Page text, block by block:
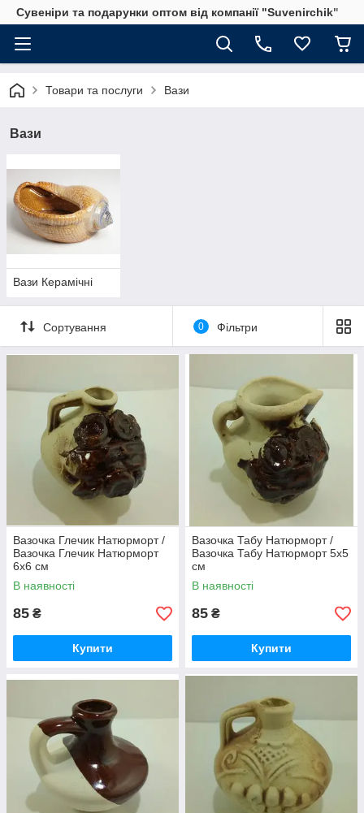
Сувеніри та подарунки оптом від компанії "Suvenirchik"
Товари та послуги Вази
Вази
Вази Керамічні
Сортування 0 Фільтри
Вазочка Глечик Натюрморт /
Вазочка Глечик Натюрморт
6x6 см
В наявності
85 ₴
Купити
Вазочка Табу Натюрморт /
Вазочка Табу Натюрморт 5x5
см
В наявності
85 ₴
Купити